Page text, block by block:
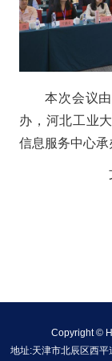
本次会议
办，河北工业
信息服务中心承
Copyright ©
地址:天津市北辰区西